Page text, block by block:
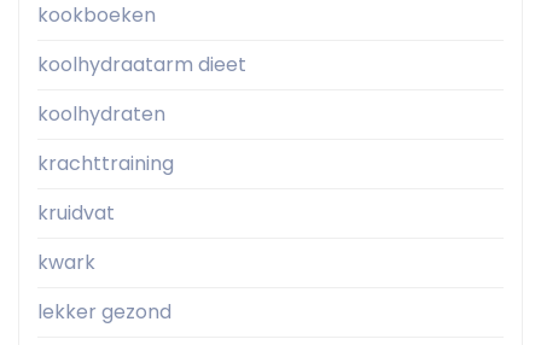
kookboeken
koolhydraatarm dieet
koolhydraten
krachttraining
kruidvat
kwark
lekker gezond